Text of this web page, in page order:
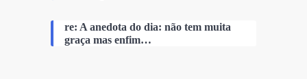
re: A anedota do dia: não tem muita
graça mas enfim…